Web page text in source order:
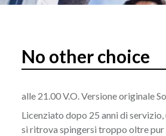
No other choice
alle 21.00 V.O. Versione originale
Licenziato dopo 25 anni di
si ritrova spingersi troppo oltre